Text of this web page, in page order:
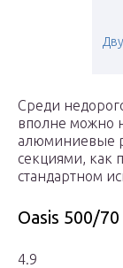
Среди
вполне можно
алюминиевые
секциями, как
стандартном
Oasis 500/70
4.9